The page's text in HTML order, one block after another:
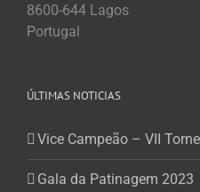
8600-644 Lagos
Portugal
ÚLTIMAS NOTICIAS
Vice Campeão – VII
Gala da Patinagem 2023